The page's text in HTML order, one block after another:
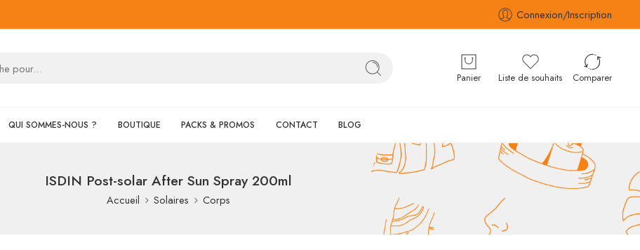
Connexion/Inscription
Panier Liste de souhaits Comparer
QUI SOMMES-NOUS ? BOUTIQUE PACKS & PROMOS CONTACT BLOG
ISDIN Post-solar After Sun Spray 200ml
Accueil Solaires Corps